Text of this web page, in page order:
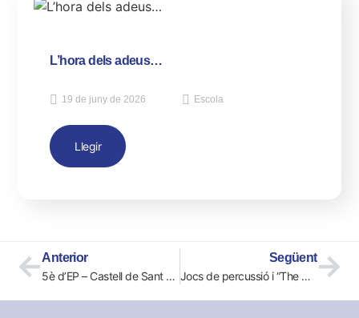
L’hora dels adeus…
19 de juny de 2026 Escola
Llegir
Anterior
5è d’EP – Castell de Sant Marçal
Següent
Jocs de percussió i “The Cup Song” a cicle superior